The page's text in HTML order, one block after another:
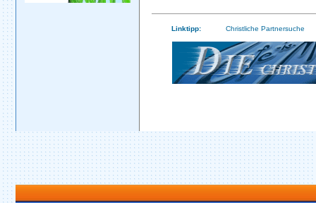
Linktipp: Christliche Partnersuche